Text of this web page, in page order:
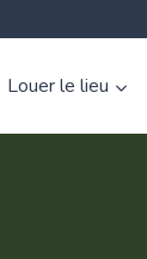
Louer le lieu